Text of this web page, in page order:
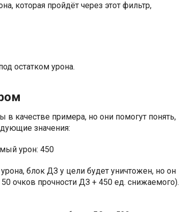
которая пройдёт через этот фильтр,
остатком урона.
качестве примера, но они помогут понять,
значения:
урон: 450
блок ДЗ у цели будет уничтожен, но он
очков прочности ДЗ + 450 ед. снижаемого).